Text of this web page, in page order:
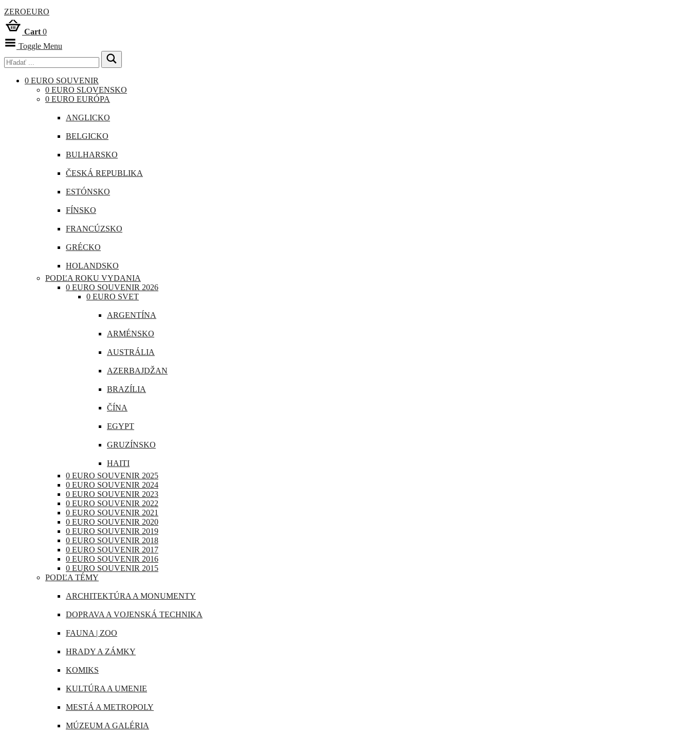
ZEROEURO
Cart 0
Toggle Menu
0 EURO SOUVENIR
0 EURO SLOVENSKO
0 EURO EURÓPA
ANGLICKO
BELGICKO
BULHARSKO
ČESKÁ REPUBLIKA
ESTÓNSKO
FÍNSKO
FRANCÚZSKO
GRÉCKO
HOLANDSKO
CHORVÁTSKO
ÍRSKO
LOTYŠSKO
LUXEMBURSKO
MAĎARSKO
NEMECKO
PORTUGALSKO
RAKÚSKO
RUMUNSKO
RUSKO
SAN MARÍNO
SLOVINSKO
ŠPANIELSKO
ŠVAJČIARSKO
ŠVÉDSKO
TALIANSKO
VATIKÁN
PODĽA ROKU VYDANIA
0 EURO SOUVENIR 2026
0 EURO SVET
ARGENTÍNA
ARMÉNSKO
AUSTRÁLIA
AZERBAJDŽAN
BRAZÍLIA
ČÍNA
EGYPT
GRUZÍNSKO
HAITI
INDIA
INDONÉZIA
IRAK
JAPONSKO
KANADA
KATAR
KUBA
LIBANON
MAROKO
MAURÍCIUS
MJANMARSKO
OMÁN
PERU
0 EURO SOUVENIR 2025
0 EURO SOUVENIR 2024
0 EURO SOUVENIR 2023
0 EURO SOUVENIR 2022
0 EURO SOUVENIR 2021
0 EURO SOUVENIR 2020
0 EURO SOUVENIR 2019
0 EURO SOUVENIR 2018
0 EURO SOUVENIR 2017
0 EURO SOUVENIR 2016
0 EURO SOUVENIR 2015
PODĽA TÉMY
ARCHITEKTÚRA A MONUMENTY
DOPRAVA A VOJENSKÁ TECHNIKA
FAUNA | ZOO
HRADY A ZÁMKY
KOMIKS
KULTÚRA A UMENIE
MESTÁ A METROPOLY
MÚZEUM A GALÉRIA